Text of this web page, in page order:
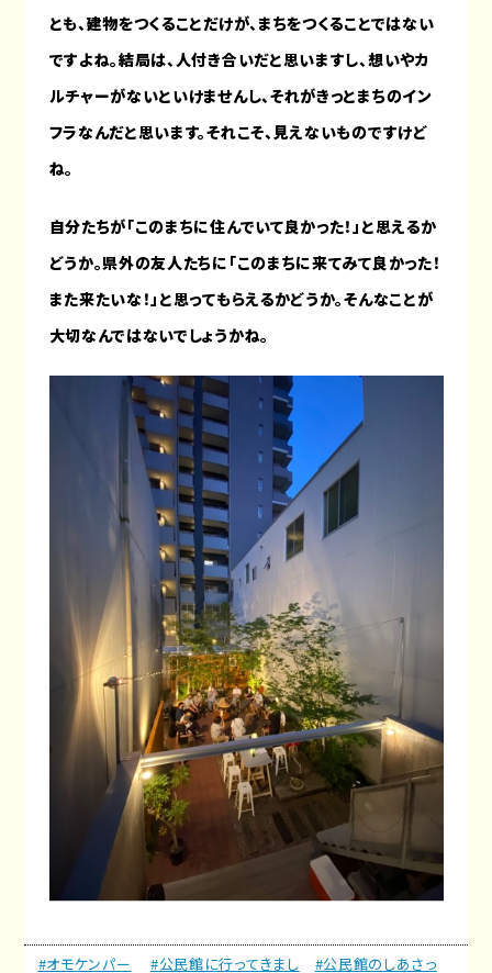
とも、建物をつくることだけが、まちをつくることではない
ですよね。結局は、人付き合いだと思いますし、想いやカ
ルチャーがないといけませんし、それがきっとまちのイン
フラなんだと思います。それこそ、見えないものですけど
ね。
自分たちが「このまちに住んでいて良かった！」と思えるか
どうか。県外の友人たちに「このまちに来てみて良かった！
また来たいな！」と思ってもらえるかどうか。そんなことが
大切なんではないでしょうかね。
#オモケンパー #公民館に行ってきまし #公民館のしあさっ